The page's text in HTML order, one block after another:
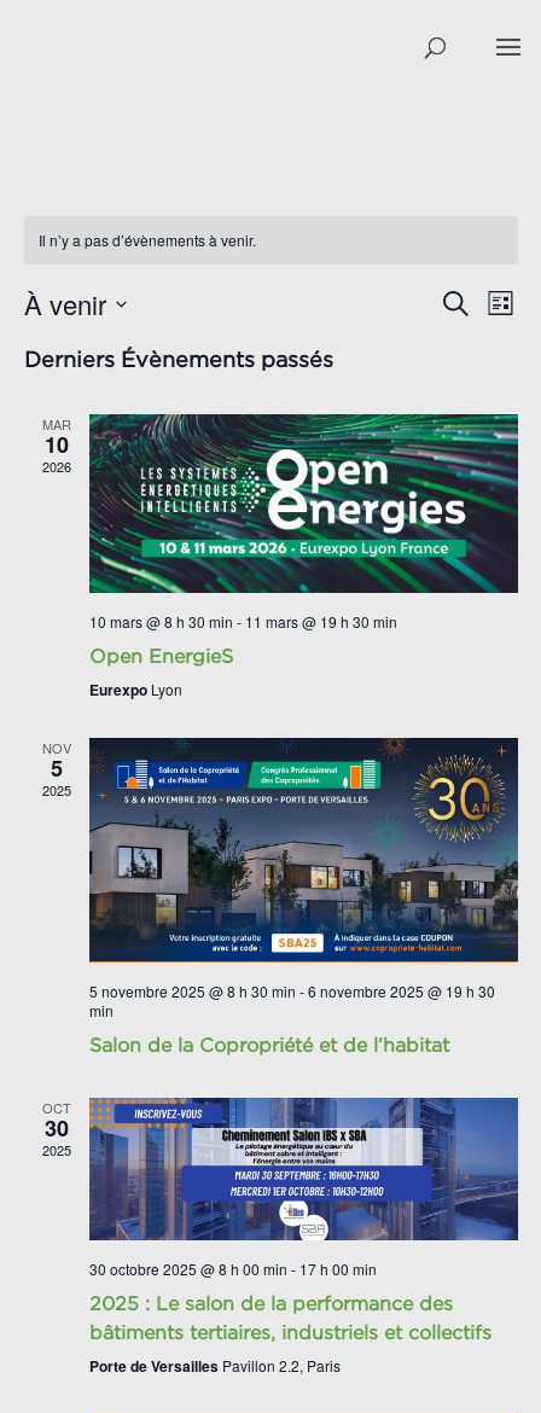
Il n’y a pas d’évènements à venir.
VUES
Recherche
Liste
À venir
une
Derniers Évènements passés
MAR
10
2026
10 mars @ 8 h 30 min - 11 mars @ 19 h 30 min
Open EnergieS
Eurexpo Lyon
NOV
5
2025
5 novembre 2025 @ 8 h 30 min -6 novembre 2025 @ 19 h 30
min
Salon de la Copropriété et de l’habitat
OCT
30
2025
30 octobre 2025 @ 8 h 00 min - 17 h 00 min
2025 : Le salon de la performance des
bâtiments tertiaires, industriels et collectifs
Porte de Versailles Pavillon 2.2, Paris